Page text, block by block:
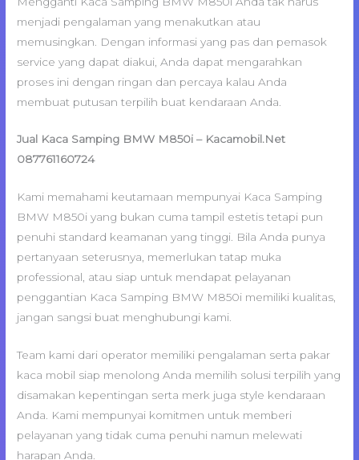
menjadi pengalaman yang menakutkan atau
memusingkan. Dengan informasi yang pas dan pemasok
service yang dapat diakui, Anda dapat mengarahkan
proses ini dengan ringan dan percaya kalau Anda
membuat putusan terpilih buat kendaraan Anda.
Jual Kaca Samping BMW M850i – Kacamobil.Net
087761160724
Kami memahami keutamaan mempunyai Kaca Samping
BMW M850i yang bukan cuma tampil estetis tetapi pun
penuhi standard keamanan yang tinggi. Bila Anda punya
pertanyaan seterusnya, memerlukan tatap muka
professional, atau siap untuk mendapat pelayanan
penggantian Kaca Samping BMW M850i memiliki kualitas,
jangan sangsi buat menghubungi kami.
Team kami dari operator memiliki pengalaman serta pakar
kaca mobil siap menolong Anda memilih solusi terpilih yang
disamakan kepentingan serta merk juga style kendaraan
Anda. Kami mempunyai komitmen untuk memberi
pelayanan yang tidak cuma penuhi namun melewati
harapan Anda.